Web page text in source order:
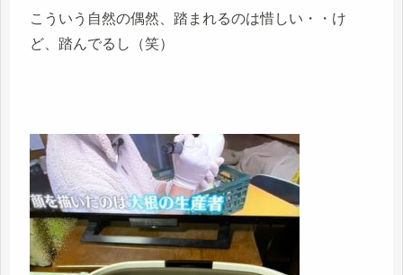
こういう自然の偶然、踏まれるのは惜しい・・け
ど、踏んでるし（笑）